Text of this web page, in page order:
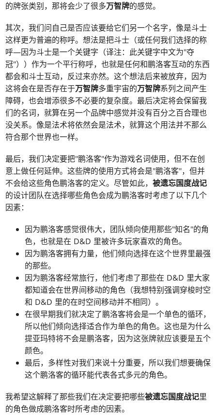
的牌张类别，那将会少了很多万智牌的感觉。
其次，我们问自己是否应该要给它们另一个名字，像是斗士
这样更为普遍的称呼。想法是把斗士（或任何我们选择的称
呼—因为斗士是一个关键字（译注：此关键字中文为"夺
冠"））作为一个平行称呼，也就是任何和鹏洛客互动的东西
都会和斗士互动，反过来亦然。这个想法后来被放弃，因为
这将会在是否存在于万智牌多重宇宙的万智牌系列之间产生
障碍，也会增添很多不必要的复杂度。最后决定将会保留我
们的名词，就算在另一个品牌中感觉并没有百分之百合理也
没关系。像是法术将依然会是法术，就算这个用法并不那么
符合那个世界也一样。
最后，我们决定要把"鹏洛客"作为游戏名词使用，但不在创
意上做任何延伸。这些牌的使用方式将会是"鹏洛客"，但并
不会给这些角色鹏洛客的定义。尽管如此，被遗忘国度战记
的设计团队在选择哪些角色会成为鹏洛客时考虑了以下几个
因素：
因为鹏洛客感觉很伟大，团队倾向使用那些"知名"的角
色，也就是在 D&D 里被许多玩家喜欢的角色。
因为鹏洛客拥有力量，他们倾向选择在这个世界里最强
的那些。
因为鹏洛客经常旅行，他们考虑了那些在 D&D 里大家
都知道会在世界间移动的角色（我想特别强调穿梭时空
和 D&D 里的在时空间移动并不相同）。
在很早期我们就决定了鹏洛客将会是一个单色的循环，
所以他们倾向选择适合作为单色的角色。这也是为什么
提亚玛特将不会是鹏洛客，因为这张牌就应该要是五个
颜色。
最后，多样性对我们来说十分重要，所以我们想要确保
这个鹏洛客的循环能代表各式多元的角色。
我希望这解释了那些我们在决定要把哪些被遗忘国度战记里
的角色做成鹏洛客时所考虑的因素。